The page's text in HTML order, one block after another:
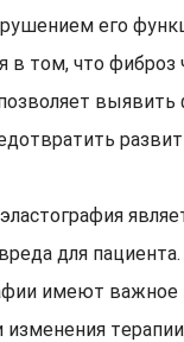
его
в том, что фиброз
для пациента.
имеют важное
изменения